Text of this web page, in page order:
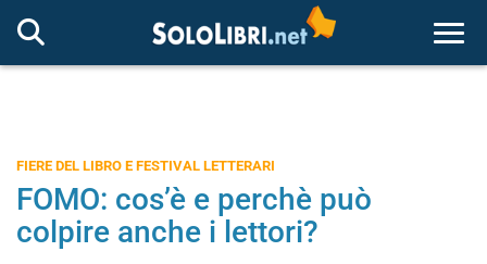
FIERE DEL LIBRO E FESTIVAL LETTERARI
FOMO: cos’è e perchè può
colpire anche i lettori?